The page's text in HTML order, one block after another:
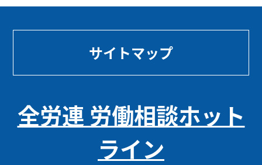
サイトマップ
全労連 労働相談ホット
ライン